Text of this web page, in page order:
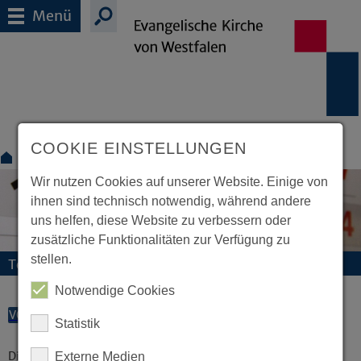
Menü
Für Gemeinden Termine
Termine und Veranstaltungen
VORLESEN
Diese Veranstaltung existiert nicht.
COOKIE EINSTELLUNGEN
Wir nutzen Cookies auf unserer Website. Einige von
ihnen sind technisch notwendig, während andere
uns helfen, diese Website zu verbessern oder
zusätzliche Funktionalitäten zur Verfügung zu
stellen.
Notwendige Cookies
Statistik
Externe Medien